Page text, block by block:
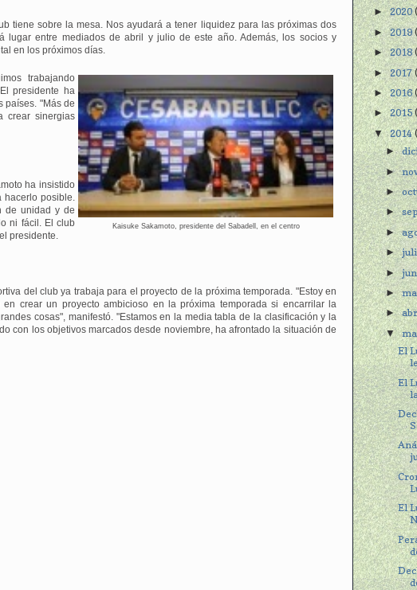
tiene sobre la mesa. Nos ayudará a tener liquidez para las próximas dos
entre mediados de abril y julio de este año. Además, los socios y
en los próximos días.
Kaisuke Sakamoto, presidente del Sabadell, en el centro
trabajando
presidente ha
países. "Más de
crear sinergias
ha insistido
hacerlo posible.
de unidad y de
ni fácil. El club
presidente.
del club ya trabaja para el proyecto de la próxima temporada. "Estoy en
crear un proyecto ambicioso en la próxima temporada si encarrilar la
cosas", manifestó. "Estamos en la media tabla de la clasificación y la
con los objetivos marcados desde noviembre, ha afrontado la situación de
►2020
►2019
►2018
►2017
►2016
►2015
▼2014
►
►
►
►
►
►
►
►
►
▼
El
El
El